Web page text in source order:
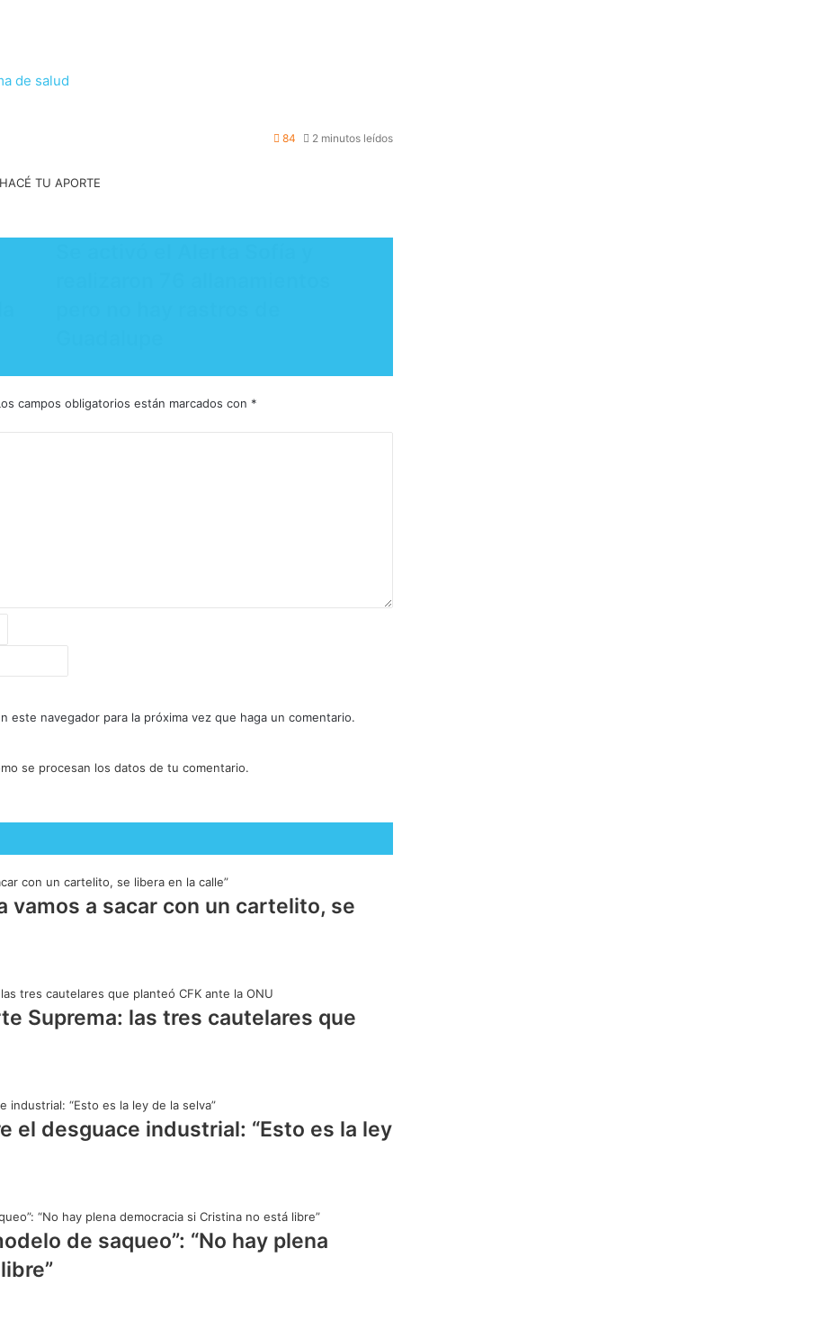
de salud
84 2 minutos leídos
campos obligatorios están marcados con *
navegador para la próxima vez que haga un comentario.
se procesan los datos de tu comentario.
vamos a sacar con un cartelito, se
Suprema: las tres cautelares que
el desguace industrial: “Esto es la ley
de saqueo”: “No hay plena